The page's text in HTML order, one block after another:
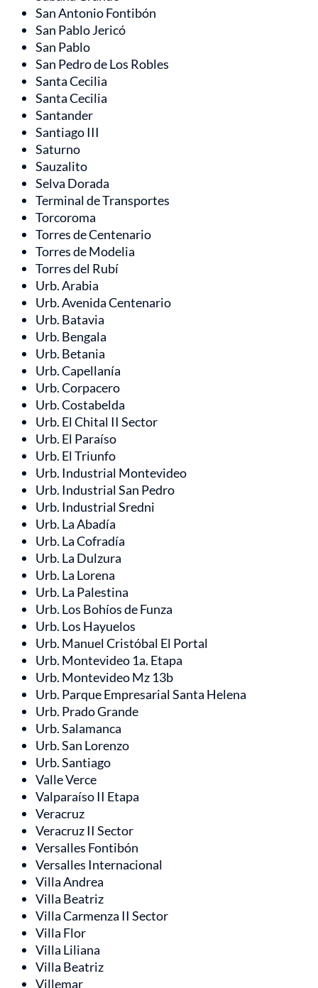
San Antonio Fontibón
San Pablo Jericó
San Pablo
San Pedro de Los Robles
Santa Cecilia
Santa Cecilia
Santander
Santiago III
Saturno
Sauzalito
Selva Dorada
Terminal de Transportes
Torcoroma
Torres de Centenario
Torres de Modelia
Torres del Rubí
Urb. Arabia
Urb. Avenida Centenario
Urb. Batavia
Urb. Bengala
Urb. Betania
Urb. Capellanía
Urb. Corpacero
Urb. Costabelda
Urb. El Chital II Sector
Urb. El Paraíso
Urb. El Triunfo
Urb. Industrial Montevideo
Urb. Industrial San Pedro
Urb. Industrial Sredni
Urb. La Abadía
Urb. La Cofradía
Urb. La Dulzura
Urb. La Lorena
Urb. La Palestina
Urb. Los Bohíos de Funza
Urb. Los Hayuelos
Urb. Manuel Cristóbal El Portal
Urb. Montevideo 1a. Etapa
Urb. Montevideo Mz 13b
Urb. Parque Empresarial Santa Helena
Urb. Prado Grande
Urb. Salamanca
Urb. San Lorenzo
Urb. Santiago
Valle Verce
Valparaíso II Etapa
Veracruz
Veracruz II Sector
Versalles Fontibón
Versalles Internacional
Villa Andrea
Villa Beatriz
Villa Carmenza II Sector
Villa Flor
Villa Liliana
Villa Beatriz
Villemar